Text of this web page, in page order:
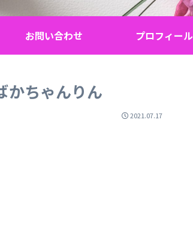
お問い合わせ プロフィール
ちゃんりん
2021.07.17